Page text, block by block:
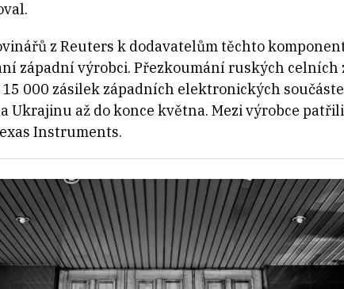
z Reuters k dodavatelům těchto
západní výrobci. Přezkoumání ruských
000 zásilek západních elektronických
Ukrajinu až do konce května. Mezi výrobce
Instruments.